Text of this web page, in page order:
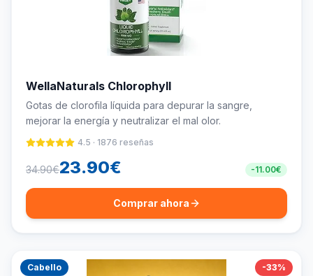
WellaNaturals Chlorophyll
Gotas de clorofila líquida para depurar la sangre,
mejorar la energía y neutralizar el mal olor.
4.5 · 1876 reseñas
34.90€23.90€ -11.00€
Comprar ahora
Cabello -33%